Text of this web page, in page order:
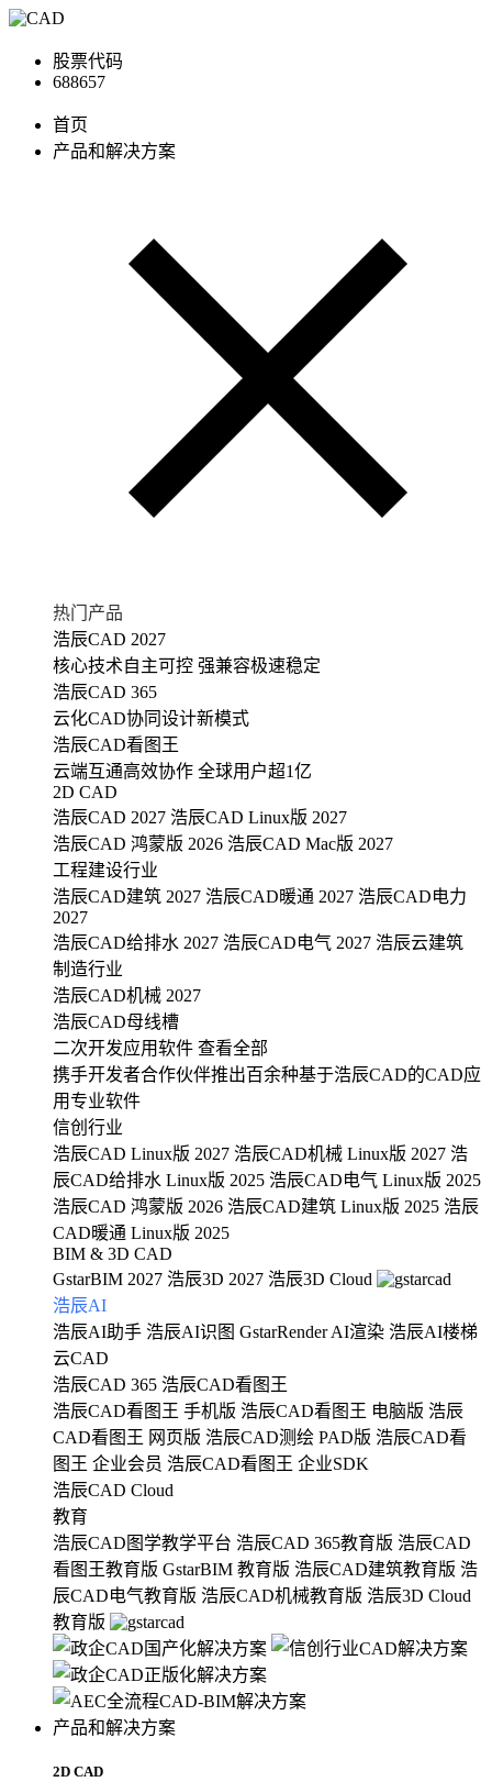
股票代码
688657
首页
产品和解决方案
热门产品
浩辰CAD 2027
核心技术自主可控 强兼容极速稳定
浩辰CAD 365
云化CAD协同设计新模式
浩辰CAD看图王
云端互通高效协作 全球用户超1亿
2D CAD
浩辰CAD 2027 浩辰CAD Linux版 2027
浩辰CAD 鸿蒙版 2026 浩辰CAD Mac版 2027
工程建设行业
浩辰CAD建筑 2027 浩辰CAD暖通 2027 浩辰CAD电力
2027
浩辰CAD给排水 2027 浩辰CAD电气 2027 浩辰云建筑
制造行业
浩辰CAD机械 2027
浩辰CAD母线槽
二次开发应用软件 查看全部
携手开发者合作伙伴推出百余种基于浩辰CAD的CAD应
用专业软件
信创行业
浩辰CAD Linux版 2027 浩辰CAD机械 Linux版 2027 浩
辰CAD给排水 Linux版 2025 浩辰CAD电气 Linux版 2025
浩辰CAD 鸿蒙版 2026 浩辰CAD建筑 Linux版 2025 浩辰
CAD暖通 Linux版 2025
BIM & 3D CAD
GstarBIM 2027 浩辰3D 2027 浩辰3D Cloud
浩辰AI
浩辰AI助手 浩辰AI识图 GstarRender AI渲染 浩辰AI楼梯
云CAD
浩辰CAD 365 浩辰CAD看图王
浩辰CAD看图王 手机版 浩辰CAD看图王 电脑版 浩辰
CAD看图王 网页版 浩辰CAD测绘 PAD版 浩辰CAD看
图王 企业会员 浩辰CAD看图王 企业SDK
浩辰CAD Cloud
教育
浩辰CAD图学教学平台 浩辰CAD 365教育版 浩辰CAD
看图王教育版 GstarBIM 教育版 浩辰CAD建筑教育版 浩
辰CAD电气教育版 浩辰CAD机械教育版 浩辰3D Cloud
教育版
产品和解决方案
2D CAD